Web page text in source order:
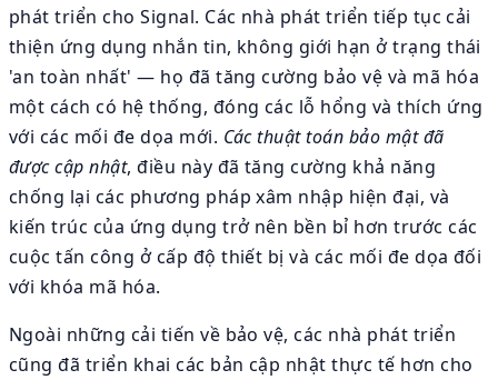
phát triển cho Signal. Các nhà phát triển tiếp tục cải
thiện ứng dụng nhắn tin, không giới hạn ở trạng thái
'an toàn nhất' — họ đã tăng cường bảo vệ và mã hóa
một cách có hệ thống, đóng các lỗ hổng và thích ứng
với các mối đe dọa mới. Các thuật toán bảo mật đã
được cập nhật, điều này đã tăng cường khả năng
chống lại các phương pháp xâm nhập hiện đại, và
kiến trúc của ứng dụng trở nên bền bỉ hơn trước các
cuộc tấn công ở cấp độ thiết bị và các mối đe dọa đối
với khóa mã hóa.
Ngoài những cải tiến về bảo vệ, các nhà phát triển
cũng đã triển khai các bản cập nhật thực tế hơn cho